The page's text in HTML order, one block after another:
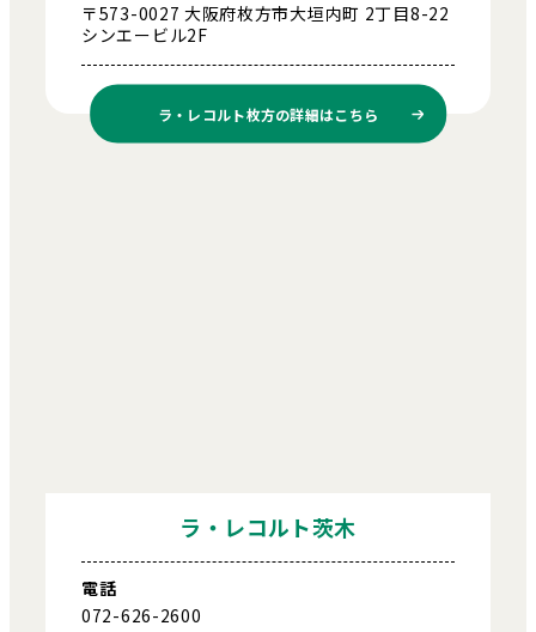
〒573-0027 大阪府枚方市大垣内町 2丁目8-22
シンエービル2F
ラ・レコルト枚方の詳細はこちら
ラ・レコルト茨木
電話
072-626-2600